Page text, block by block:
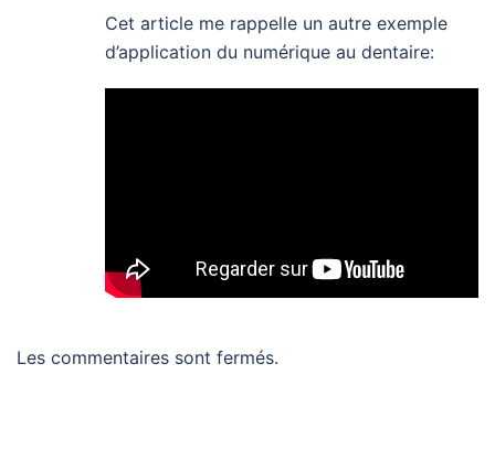
Cet article me rappelle un autre exemple
d’application du numérique au dentaire:
Les commentaires sont fermés.